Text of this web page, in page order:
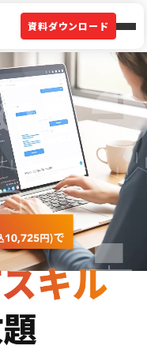
資料ダウンロード